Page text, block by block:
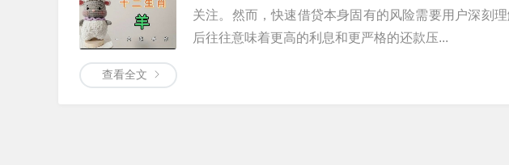
关注。然而，快速借贷本身固有的风险需要用户深刻
后往往意味着更高的利息和更严格的还款压...
查看全文